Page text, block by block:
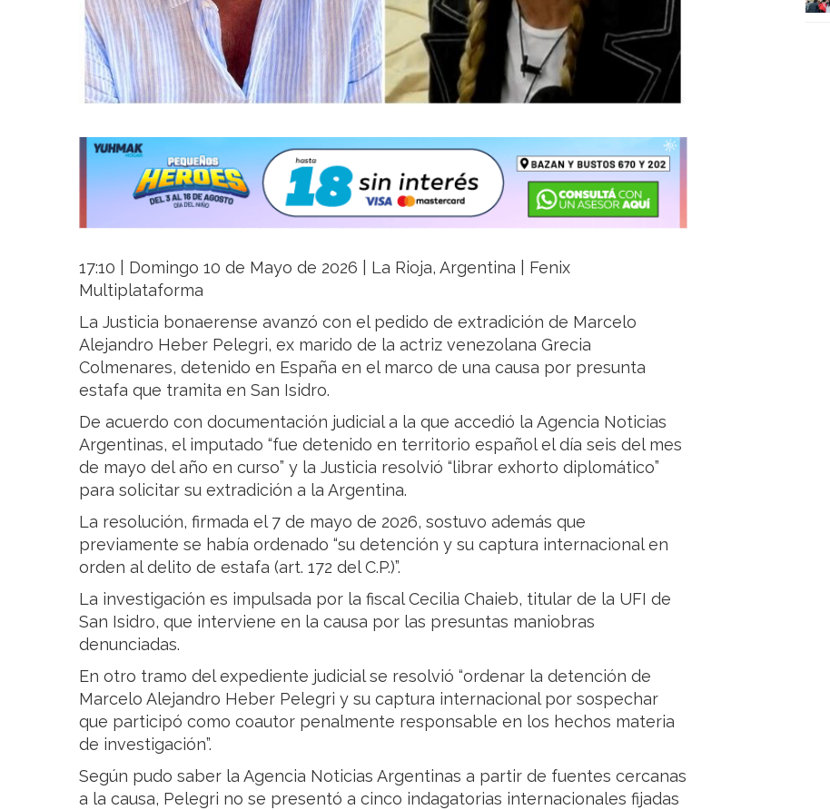
17:10 | Domingo 10 de Mayo de 2026 | La Rioja, Argentina | Fenix
Multiplataforma
La Justicia bonaerense avanzó con el pedido de extradición de Marcelo
Alejandro Heber Pelegri, ex marido de la actriz venezolana Grecia
Colmenares, detenido en España en el marco de una causa por presunta
estafa que tramita en San Isidro.
De acuerdo con documentación judicial a la que accedió la Agencia Noticias
Argentinas, el imputado “fue detenido en territorio español el día seis del mes
de mayo del año en curso” y la Justicia resolvió “librar exhorto diplomático”
para solicitar su extradición a la Argentina.
La resolución, firmada el 7 de mayo de 2026, sostuvo además que
previamente se había ordenado “su detención y su captura internacional en
orden al delito de estafa (art. 172 del C.P.)”.
La investigación es impulsada por la fiscal Cecilia Chaieb, titular de la UFI de
San Isidro, que interviene en la causa por las presuntas maniobras
denunciadas.
En otro tramo del expediente judicial se resolvió “ordenar la detención de
Marcelo Alejandro Heber Pelegri y su captura internacional por sospechar
que participó como coautor penalmente responsable en los hechos materia
de investigación”.
Según pudo saber la Agencia Noticias Argentinas a partir de fuentes cercanas
a la causa, Pelegri no se presentó a cinco indagatorias internacionales fijadas